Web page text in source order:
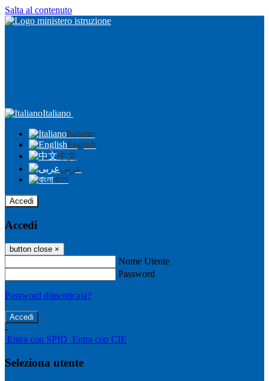
Salta al contenuto
Italiano
Italiano
English
中文
عربى
বাংলা
Accedi
Accedi
button close ×
Nome Utente
Password
Password dimenticata?
-
Entra con SPID Entra con CIE
Seleziona utente